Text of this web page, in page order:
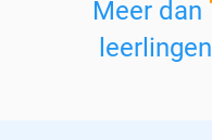
Meer dan